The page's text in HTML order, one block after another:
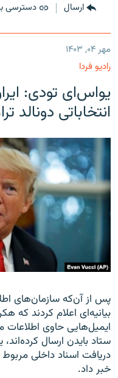
ارسال دسترسی
مهر ۰۴, ۱۴۰۳
رادیو فردا
یو‌اس‌ای تودی:
انتخاباتی
پس از آن‌که سازمان‌های
بیانیه‌ای اعلام کردند که
ایمیل‌هایی حاوی اطلاعات
ستاد بایدن ارسال کرده‌اند،
دریافت اسناد داخلی مربوط
خبر داد.